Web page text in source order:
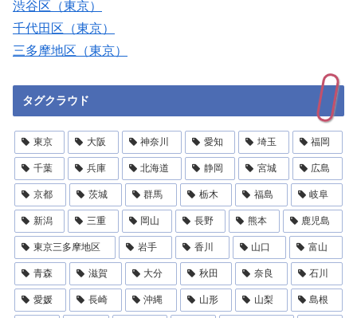
渋谷区（東京）
千代田区（東京）
三多摩地区（東京）
タグクラウド
東京 大阪 神奈川 愛知 埼玉 福岡
千葉 兵庫 北海道 静岡 宮城 広島
京都 茨城 群馬 栃木 福島 岐阜
新潟 三重 岡山 長野 熊本 鹿児島
東京三多摩地区 岩手 香川 山口 富山
青森 滋賀 大分 秋田 奈良 石川
愛媛 長崎 沖縄 山形 山梨 島根